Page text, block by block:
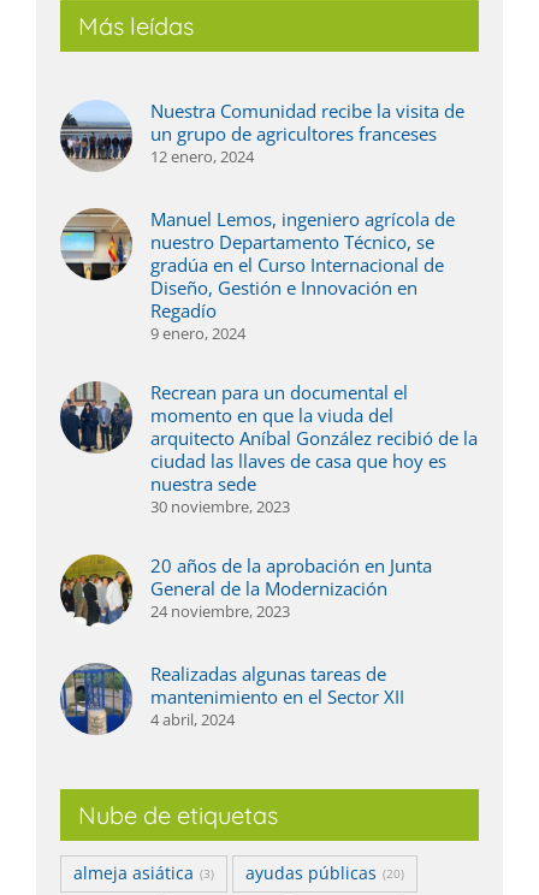
Más leídas
Nuestra Comunidad recibe la visita de
un grupo de agricultores franceses
12 enero, 2024
Manuel Lemos, ingeniero agrícola de
nuestro Departamento Técnico, se
gradúa en el Curso Internacional de
Diseño, Gestión e Innovación en
Regadío
9 enero, 2024
Recrean para un documental el
momento en que la viuda del
arquitecto Aníbal González recibió de la
ciudad las llaves de casa que hoy es
nuestra sede
30 noviembre, 2023
20 años de la aprobación en Junta
General de la Modernización
24 noviembre, 2023
Realizadas algunas tareas de
mantenimiento en el Sector XII
4 abril, 2024
Nube de etiquetas
almeja asiática (3) ayudas públicas (20)